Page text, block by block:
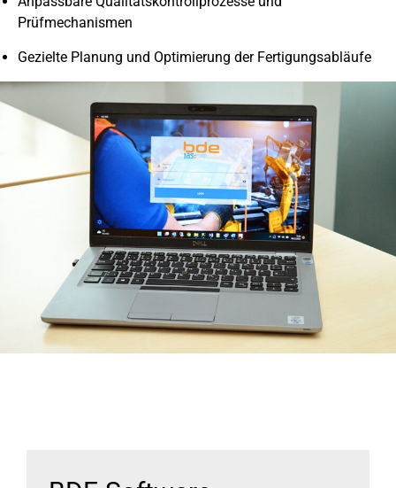
Prüfmechanismen
Gezielte Planung und Optimierung der Fertigungsabläufe